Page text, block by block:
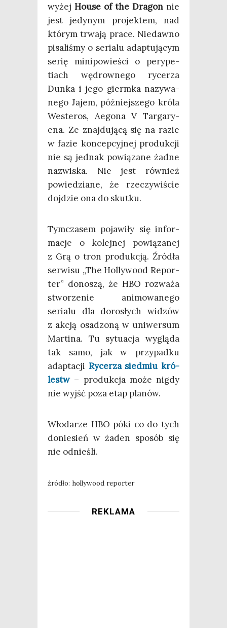
wyżej House of the Dra­gon nie
jest jedy­nym pro­jek­tem, nad
któ­rym trwa­ją pra­ce. Nie­daw­no
pisa­li­śmy o seria­lu adap­tu­ją­cym
serię mini­po­wie­ści o pery­pe­
tiach wędrow­ne­go ryce­rza
Dun­ka i jego gierm­ka nazy­wa­
ne­go Jajem, póź­niej­sze­go kró­la
Weste­ros, Aego­na V Tar­ga­ry­
ena. Ze znaj­du­ją­cą się na razie
w fazie kon­cep­cyj­nej pro­duk­cji
nie są jed­nak powią­za­ne żad­ne
nazwi­ska. Nie jest rów­nież
powie­dzia­ne, że rze­czy­wi­ście
doj­dzie ona do skutku.
Tym­cza­sem poja­wi­ły się infor­
ma­cje o kolej­nej powią­za­nej
z Grą o tron pro­duk­cją. Źró­dła
ser­wi­su „The Hol­ly­wo­od Repor­
ter” dono­szą, że HBO roz­wa­ża
stwo­rze­nie ani­mo­wa­ne­go
seria­lu dla doro­słych widzów
z akcją osa­dzo­ną w uni­wer­sum
Mar­ti­na. Tu sytu­acja wyglą­da
tak samo, jak w przy­pad­ku
adap­ta­cji Ryce­rza sied­miu kró­
lestw– pro­duk­cja może nigdy
nie wyjść poza etap planów.
Wło­da­rze HBO póki co do tych
donie­sień w żaden spo­sób się
nie odnieśli.
źró­dło: hol­ly­wo­od reporter
REKLAMA